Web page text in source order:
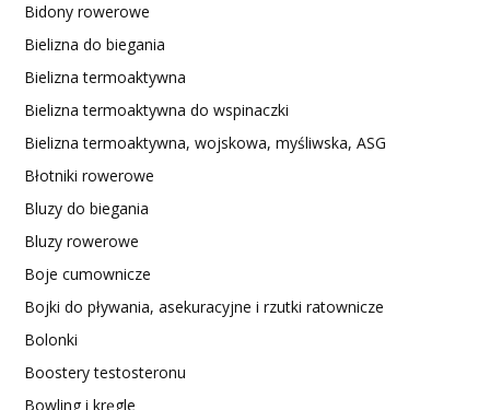
Bidony rowerowe
Bielizna do biegania
Bielizna termoaktywna
Bielizna termoaktywna do wspinaczki
Bielizna termoaktywna, wojskowa, myśliwska, ASG
Błotniki rowerowe
Bluzy do biegania
Bluzy rowerowe
Boje cumownicze
Bojki do pływania, asekuracyjne i rzutki ratownicze
Bolonki
Boostery testosteronu
Bowling i kręgle